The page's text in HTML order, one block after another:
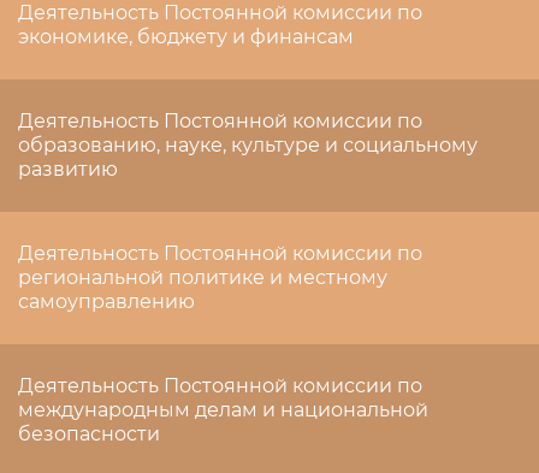
Деятельность Постоянной комиссии по
экономике, бюджету и финансам
Деятельность Постоянной комиссии по
образованию, науке, культуре и социальному
развитию
Деятельность Постоянной комиссии по
региональной политике и местному
самоуправлению
Деятельность Постоянной комиссии по
международным делам и национальной
безопасности